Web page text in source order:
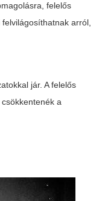
felelős
arról,
jár. A felelős
a